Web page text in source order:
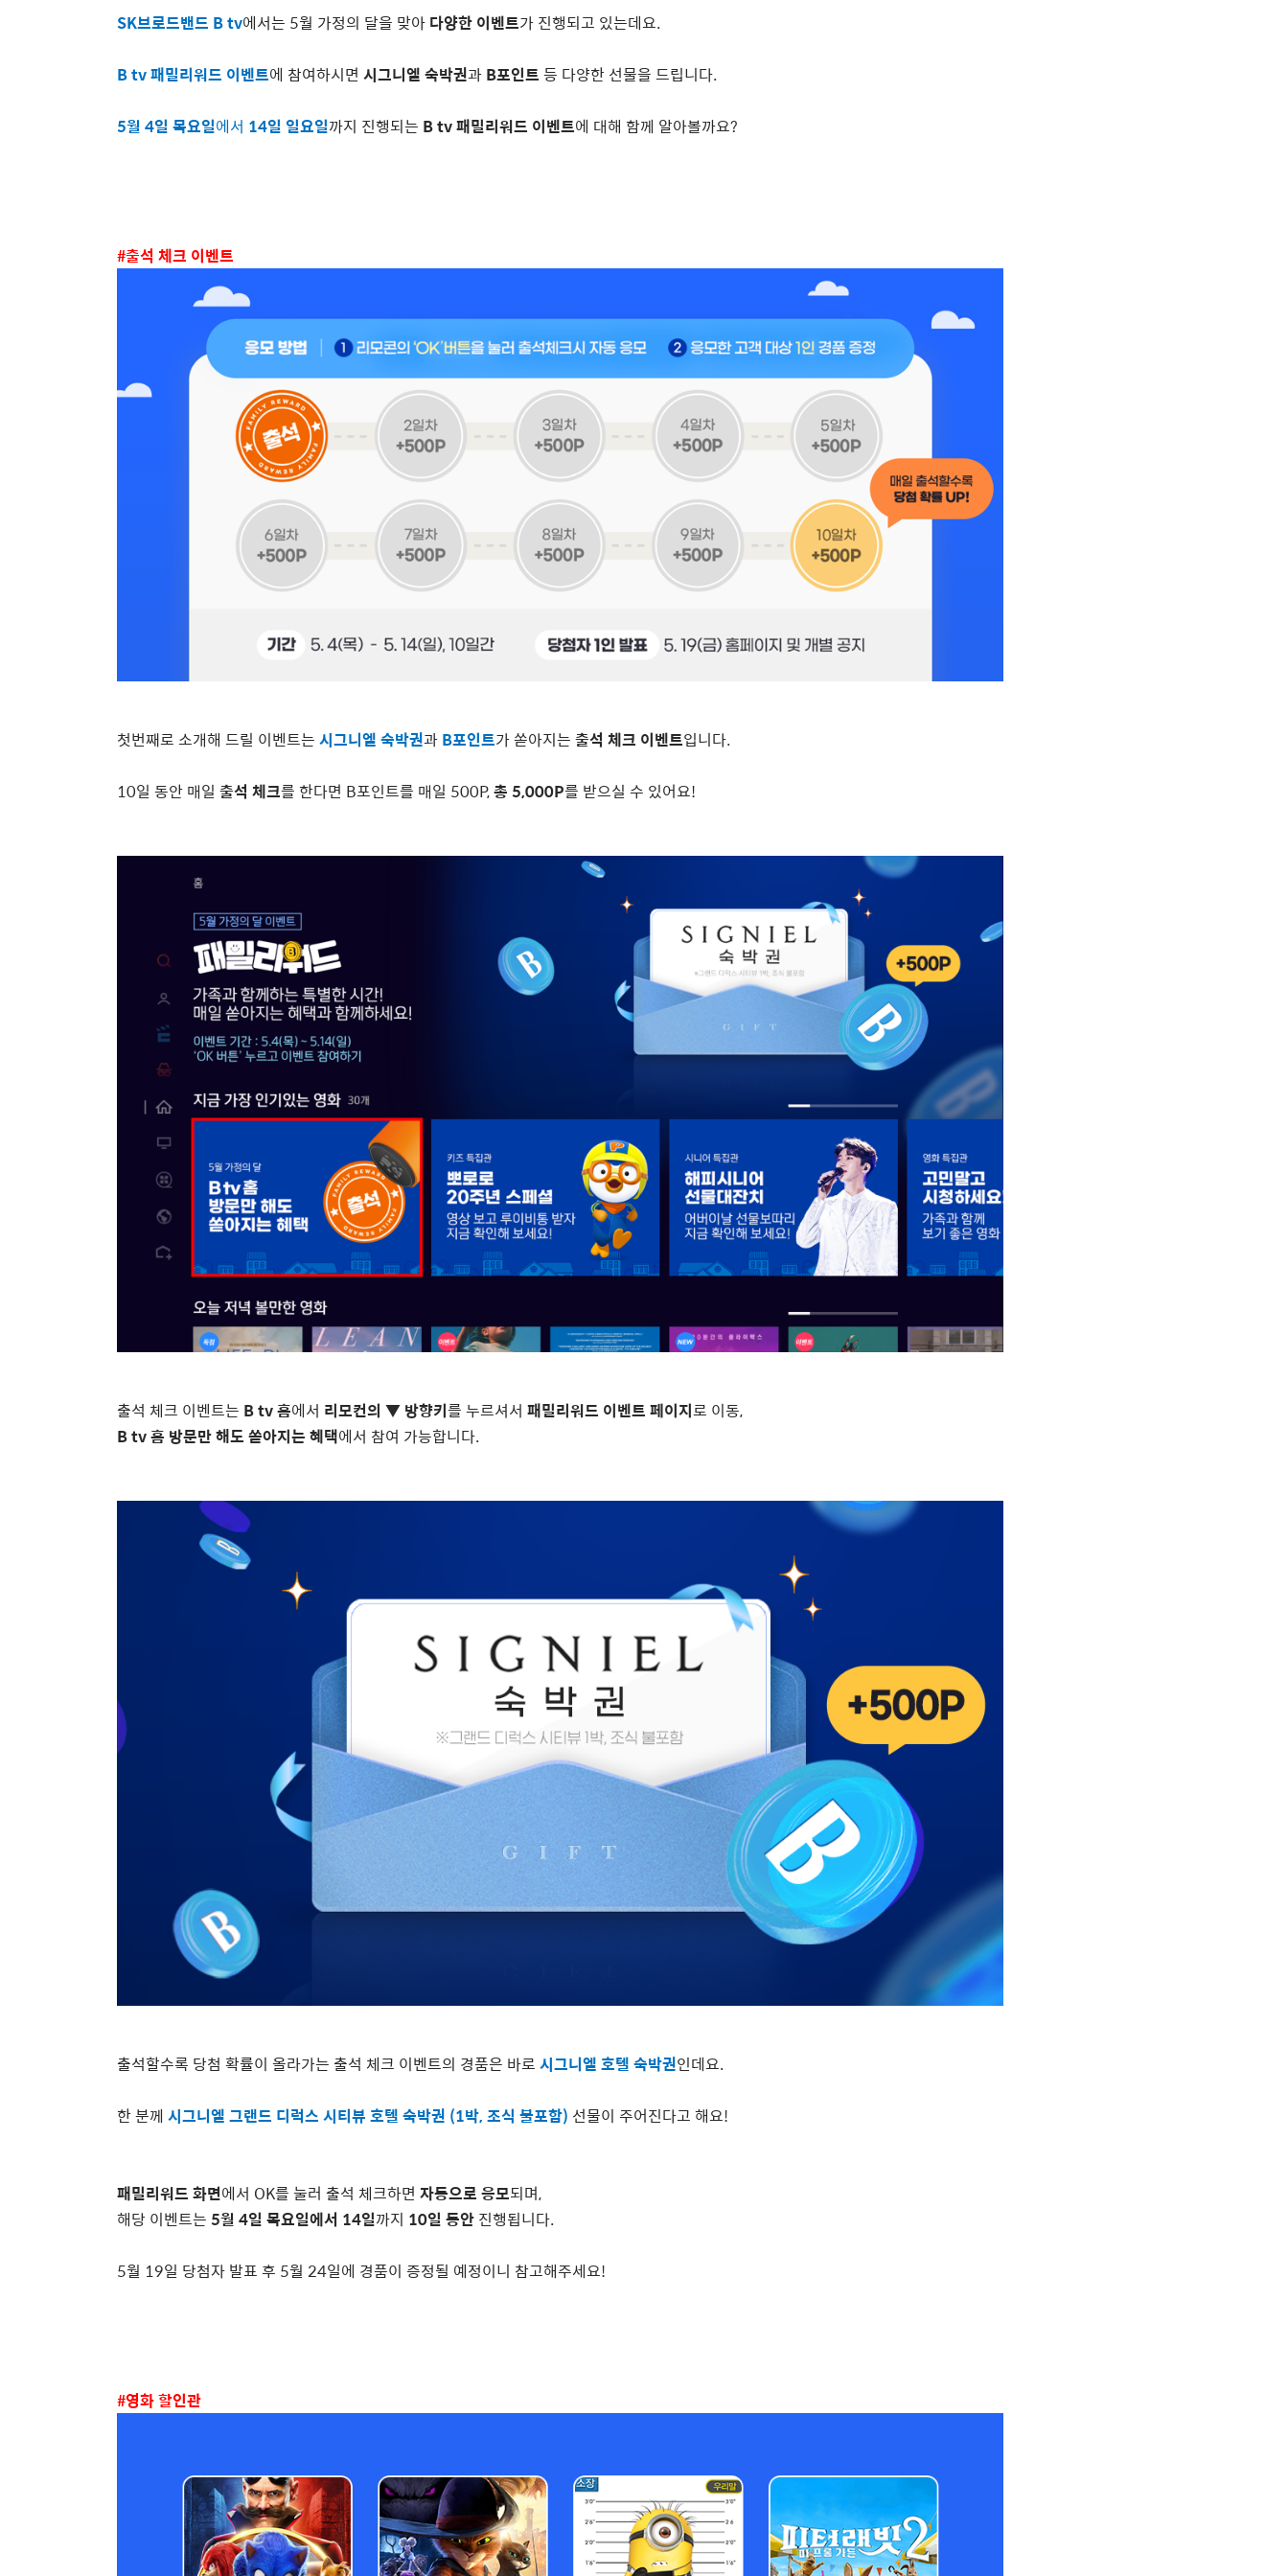
SK브로드밴드 B tv에서는 5월 가정의 달을 맞아 다양한 이벤트가 진행되고 있는데요.
B tv패밀리워드 이벤트에 참여하시면 시그니엘 숙박권과 B포인트 등 다양한 선물을 드립니다.
5월 4일 목요일에서 14일 일요일까지 진행되는 B tv패밀리워드 이벤트에 대해 함께 알아볼까요?
#출석 체크 이벤트
첫번째로 소개해 드릴 이벤트는 시그니엘 숙박권과 B포인트가 쏟아지는 출석 체크 이벤트입니다.
10일 동안 매일 출석 체크를 한다면 B포인트를 매일 500P,총 5,000P를 받으실 수 있어요!
출석 체크 이벤트는 B tv 홈에서 리모컨의 ▼ 방향키를 누르셔서 패밀리워드 이벤트 페이지로 이동,
B tv 홈 방문만 해도 쏟아지는 혜택에서 참여 가능합니다.
출석할수록 당첨 확률이 올라가는 출석 체크 이벤트의 경품은 바로 시그니엘 호텔 숙박권인데요.
한 분께 시그니엘 그랜드 디럭스 시티뷰 호텔 숙박권 (1박, 조식 불포함) 선물이 주어진다고 해요!
패밀리워드 화면에서 OK를 눌러 출석 체크하면 자동으로 응모되며,
해당 이벤트는 5월 4일 목요일에서 14일까지 10일 동안 진행됩니다.
5월 19일 당첨자 발표 후 5월 24일에 경품이 증정될 예정이니 참고해주세요!
#영화 할인관